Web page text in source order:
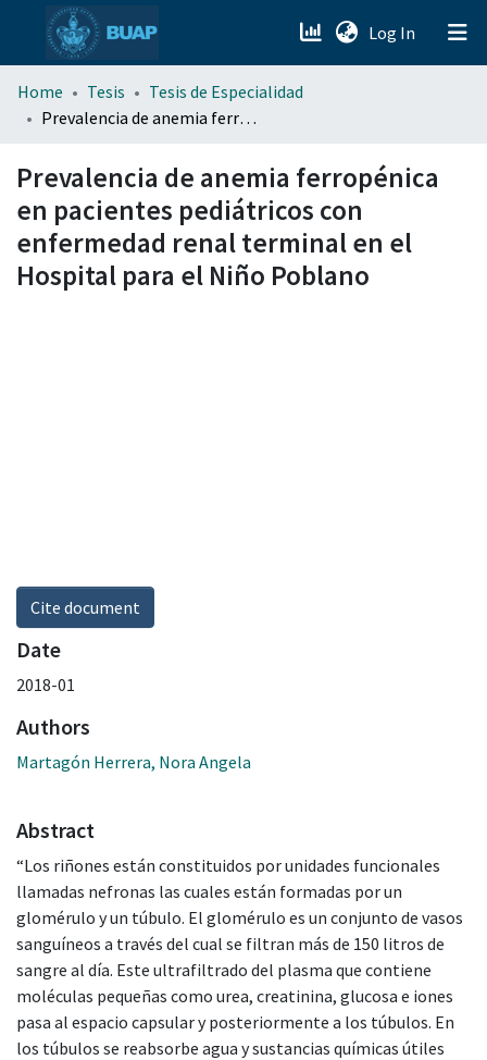
Log In (current)
menu.section.about_menu
Home Tesis
Tesis de Especialidad
Prevalencia de anemia ferropénica en pacientes pediátricos con enfermedad renal terminal en el Hospital para el Niño Poblano
Prevalencia de anemia ferropénica
en pacientes pediátricos con
enfermedad renal terminal en el
Hospital para el Niño Poblano
Cite document
Date
2018-01
Authors
Martagón Herrera, Nora Angela
Abstract
“Los riñones están constituidos por unidades funcionales
llamadas nefronas las cuales están formadas por un
glomérulo y un túbulo. El glomérulo es un conjunto de vasos
sanguíneos a través del cual se filtran más de 150 litros de
sangre al día. Este ultrafiltrado del plasma que contiene
moléculas pequeñas como urea, creatinina, glucosa e iones
pasa al espacio capsular y posteriormente a los túbulos. En
los túbulos se reabsorbe agua y sustancias químicas útiles